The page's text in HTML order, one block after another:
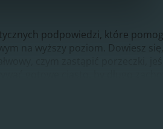
podpowiedzi, które
na wyższy poziom. Dowiesz się,